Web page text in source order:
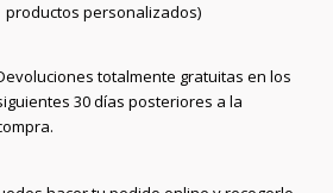
productos personalizados)
totalmente gratuitas en los
30 días posteriores a la